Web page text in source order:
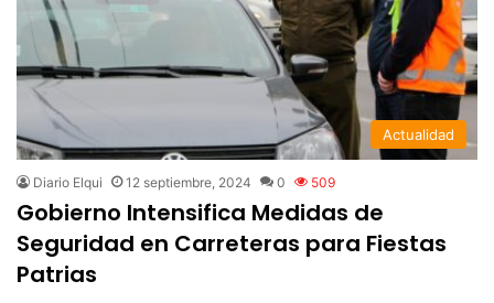
Actualidad
Diario Elqui 12 septiembre, 2024 0 509
Gobierno Intensifica Medidas de
Seguridad en Carreteras para Fiestas
Patrias